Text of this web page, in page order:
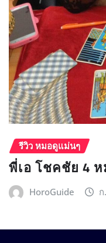
รีวิว หมอดูแม่นๆ
พี่เอ โชคชัย 4
HoroGuide